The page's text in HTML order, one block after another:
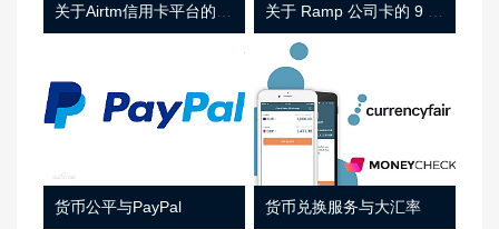
货币公平与PayPal 货币兑换服务与大汇率